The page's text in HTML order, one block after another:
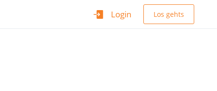
Login Los gehts